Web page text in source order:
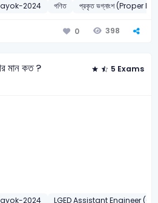
2024 গণিত প্রকৃত ভগ্নাংশ (Proper
0 398
মান কত ? 5 Exams
2024 LGED Assistant Engineer